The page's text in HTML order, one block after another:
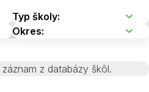
z databázy škôl.